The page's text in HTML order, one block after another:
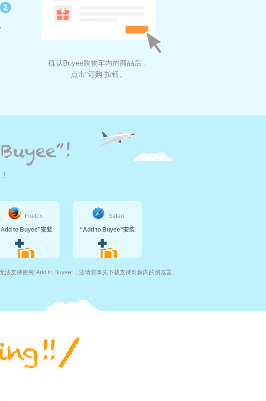
确认Buyee购物车内的商品后，
点击“订购”按钮。
Firefox
to Buyee”安装
Safari
“Add to Buyee”安装
法支持使用“Add to Buyee”，还请您事先下载支持对象内的浏览器。